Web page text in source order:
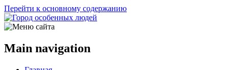
Перейти к основному содержанию
Main navigation